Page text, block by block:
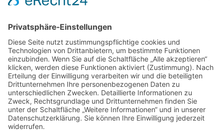
HARZSPARKASSE
IBAN: DE66 8105 2000 0901
0336 42
BIC: NOLADE21HRZ